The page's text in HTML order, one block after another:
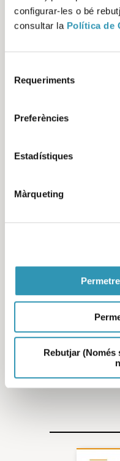
configurar-les o bé
consultar la Política de
Requeriments
Preferències
Estadístiques
Màrqueting
Rebutjar (Només
treball de